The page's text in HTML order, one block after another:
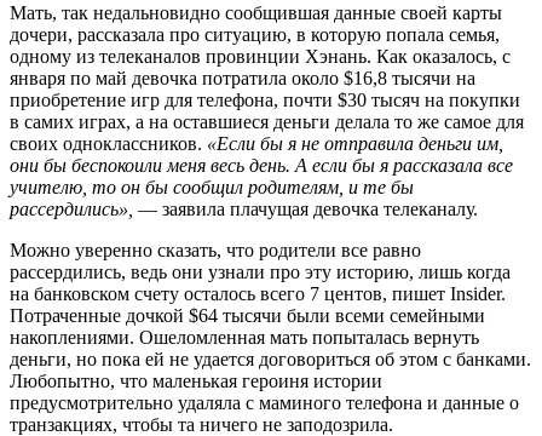
Мать, так недальновидно сообщившая данные своей карты
дочери, рассказала про ситуацию, в которую попала семья,
одному из телеканалов провинции Хэнань. Как оказалось, с
января по май девочка потратила около $16,8 тысячи на
приобретение игр для телефона, почти $30 тысяч на покупки
в самих играх, а на оставшиеся деньги делала то же самое для
своих одноклассников. «Если бы я не отправила деньги им,
они бы беспокоили меня весь день. А если бы я рассказала все
учителю, то он бы сообщил родителям, и те бы
рассердились», — заявила плачущая девочка телеканалу.
Можно уверенно сказать, что родители все равно
рассердились, ведь они узнали про эту историю, лишь когда
на банковском счету осталось всего 7 центов, пишет Insider.
Потраченные дочкой $64 тысячи были всеми семейными
накоплениями. Ошеломленная мать попыталась вернуть
деньги, но пока ей не удается договориться об этом с банками.
Любопытно, что маленькая героиня истории
предусмотрительно удаляла с маминого телефона и данные о
транзакциях, чтобы та ничего не заподозрила.